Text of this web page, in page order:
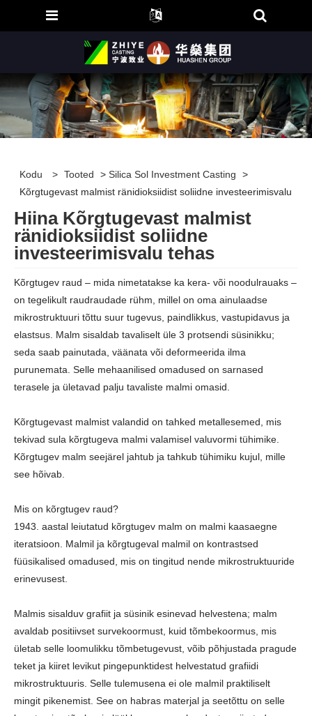
Kodu > Tooted >Silica Sol Investment Casting
>
Kõrgtugevast malmist ränidioksiidist soliidne investeerimisvalu
Hiina Kõrgtugevast malmist
ränidioksiidist soliidne
investeerimisvalu tehas
Kõrgtugev raud – mida nimetatakse ka kera- või noodulrauaks –
on tegelikult raudraudade rühm, millel on oma ainulaadse
mikrostruktuuri tõttu suur tugevus, paindlikkus, vastupidavus ja
elastsus. Malm sisaldab tavaliselt üle 3 protsendi süsinikku;
seda saab painutada, väänata või deformeerida ilma
purunemata. Selle mehaanilised omadused on sarnased
terasele ja ületavad palju tavaliste malmi omasid.
Kõrgtugevast malmist valandid on tahked metallesemed, mis
tekivad sula kõrgtugeva malmi valamisel valuvormi tühimike.
Kõrgtugev malm seejärel jahtub ja tahkub tühimiku kujul, mille
see hõivab.
Mis on kõrgtugev raud?
1943. aastal leiutatud kõrgtugev malm on malmi kaasaegne
iteratsioon. Malmil ja kõrgtugeval malmil on kontrastsed
füüsikalised omadused, mis on tingitud nende mikrostruktuuride
erinevusest.
Malmis sisalduv grafiit ja süsinik esinevad helvestena; malm
avaldab positiivset survekoormust, kuid tõmbekoormus, mis
ületab selle loomulikku tõmbetugevust, võib põhjustada pragude
teket ja kiiret levikut pingepunktidest helvestatud grafiidi
mikrostruktuuris. Selle tulemusena ei ole malmil praktiliselt
mingit pikenemist. See on habras materjal ja seetõttu on selle